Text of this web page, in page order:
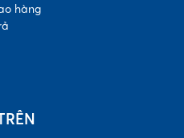
hàng